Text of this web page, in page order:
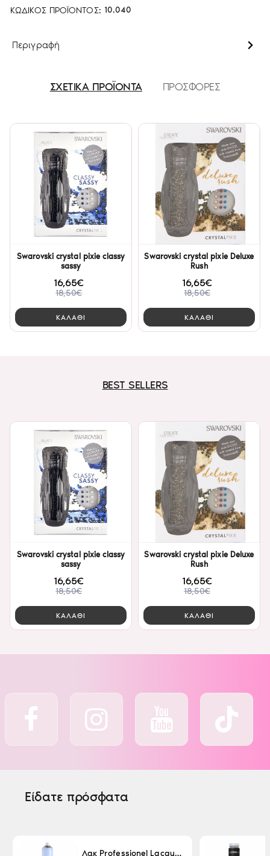
ΚΩΔΙΚΌΣ ΠΡΟΪΌΝΤΟΣ: 10.040
Περιγραφή
ΣΧΕΤΙΚΑ ΠΡΟΪΟΝΤΑ ΠΡΟΣΦΟΡΕΣ
Swarovski crystal pixie classy
sassy
16,65€
18,50€
ΚΑΛΑΘΙ
Swarovski crystal pixie Deluxe
Rush
16,65€
18,50€
ΚΑΛΑΘΙ
BEST SELLERS
Swarovski crystal pixie classy
sassy
16,65€
18,50€
ΚΑΛΑΘΙ
Swarovski crystal pixie Deluxe
Rush
16,65€
18,50€
ΚΑΛΑΘΙ
Είδατε πρόσφατα
Λακ Professionel Lacque Super Strong 500ml